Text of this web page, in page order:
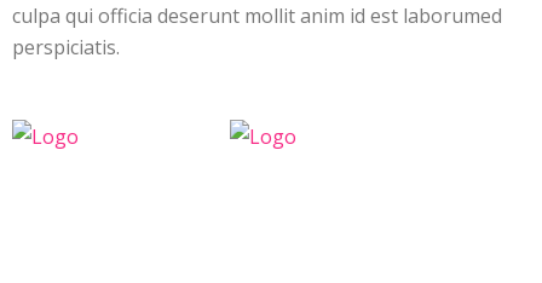
culpa qui officia deserunt mollit anim id est laborumed
perspiciatis.